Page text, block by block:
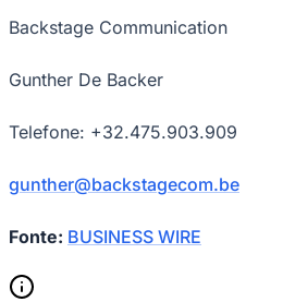
Backstage Communication
Gunther De Backer
Telefone: +32.475.903.909
gunther@backstagecom.be
Fonte: BUSINESS WIRE